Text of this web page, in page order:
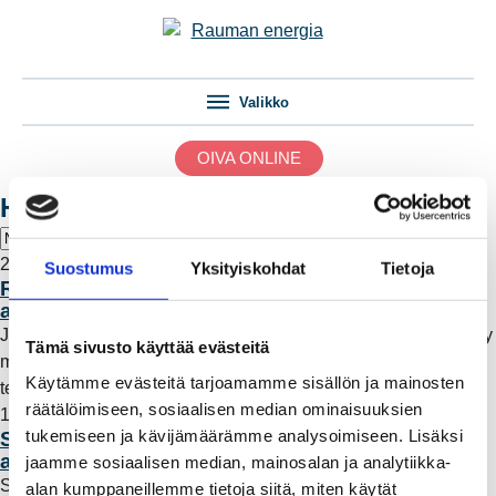
Suostumus Yksityiskohdat Tietoja
Tämä sivusto käyttää evästeitä
Käytämme evästeitä tarjoamamme sisällön ja mainosten
räätälöimiseen, sosiaalisen median ominaisuuksien
tukemiseen ja kävijämäärämme analysoimiseen. Lisäksi
jaamme sosiaalisen median, mainosalan ja analytiikka-
alan kumppaneillemme tietoja siitä, miten käytät
Valikko
OIVA ONLINE
Hae artikkeleita
28.11.2019 11:48
Rauman Energian alueella jo yli 100
aurinkosähköjärjestelmää
Joulukuussa Rauman alueen aurinkovoiman tuotanto lisääntyy
merkittävästi, kun K-Citymarket Rauman yli puolen megawatin
tehoinen aurinkovoimala otetaan käyttöön. Lue lisää
12.12.2018 12:00
Seaside Industry Parkin 1800 paneelin
aurinkovoimala on otettu käyttöön
Seaside Industry Parkin aurinkovoimalan suunnitteli ja toteutti